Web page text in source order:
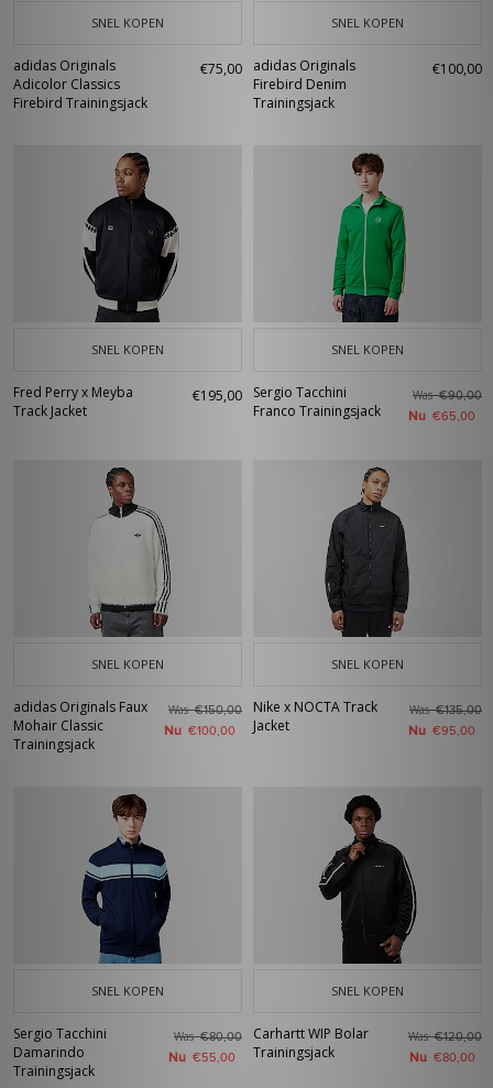
SNEL KOPEN
adidas Originals
Adicolor Classics
Firebird Trainingsjack
€75,00
SNEL KOPEN
adidas Originals
Firebird Denim
Trainingsjack
€100,00
SNEL KOPEN
Fred Perry x Meyba
Track Jacket
€195,00
SNEL KOPEN
Sergio Tacchini
Franco Trainingsjack
Was€90,00
Nu €65,00
SNEL KOPEN
adidas Originals Faux
Mohair Classic
Trainingsjack
Was€150,00
Nu €100,00
SNEL KOPEN
Nike x NOCTA Track
Jacket
Was€135,00
Nu €95,00
SNEL KOPEN
Sergio Tacchini
Damarindo
Trainingsjack
Was€80,00
Nu €55,00
SNEL KOPEN
Carhartt WIP Bolar
Trainingsjack
Was€120,00
Nu €80,00